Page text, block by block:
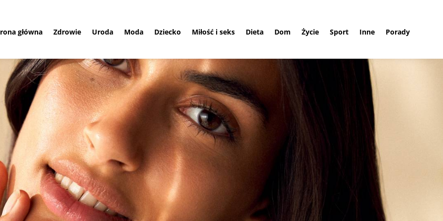
główna Zdrowie Uroda Moda Dziecko Miłość i seks Dieta Dom Życie Sport Inne Porady